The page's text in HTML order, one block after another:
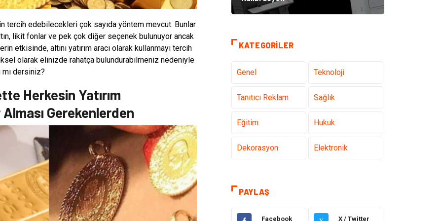
tercih edebilecekleri çok sayıda yöntem mevcut. Bunlar
likit fonlar ve pek çok diğer seçenek bulunuyor ancak
etkisinde, altını yatırım aracı olarak kullanmayı tercih
olarak elinizde rahatça bulundurabilmeniz nedeniyle
mı dersiniz?
Herkesin Yatırım
Gerekenlerden
KATEGORILER
Genel Teknoloji
Tanıtıcı Reklam Sağlık
Eğitim Hukuk
Dekorasyon Elektronik
Gıda
PAYLAŞ
Facebook X / Twitter